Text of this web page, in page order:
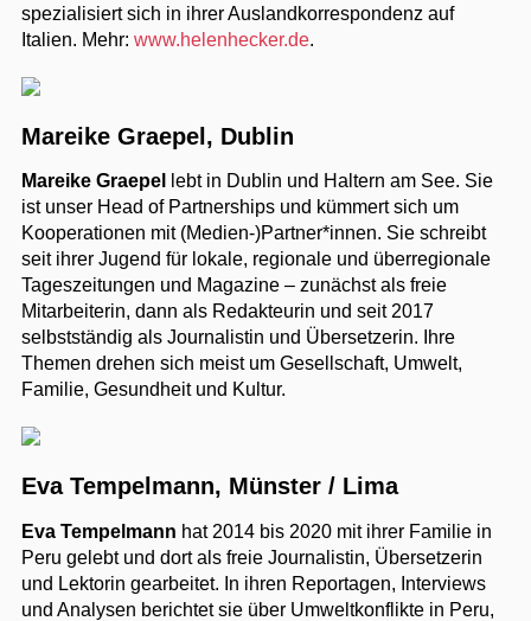
spezialisiert sich in ihrer Auslandkorrespondenz auf
Italien. Mehr: www.helenhecker.de.
Mareike Graepel, Dublin
Mareike Graepel
lebt in Dublin und Haltern am See. Sie
ist unser Head of Partnerships und kümmert sich um
Kooperationen mit (Medien-)Partner*innen. Sie schreibt
seit ihrer Jugend für lokale, regionale und überregionale
Tageszeitungen und Magazine – zunächst als freie
Mitarbeiterin, dann als Redakteurin und seit 2017
selbstständig als Journalistin und Übersetzerin. Ihre
Themen drehen sich meist um Gesellschaft, Umwelt,
Familie, Gesundheit und Kultur.
Eva Tempelmann, Münster / Lima
Eva Tempelmann hat 2014 bis 2020 mit ihrer Familie in
Peru gelebt und dort als freie Journalistin, Übersetzerin
und Lektorin gearbeitet. In ihren Reportagen, Interviews
und Analysen berichtet sie über Umweltkonflikte in Peru,